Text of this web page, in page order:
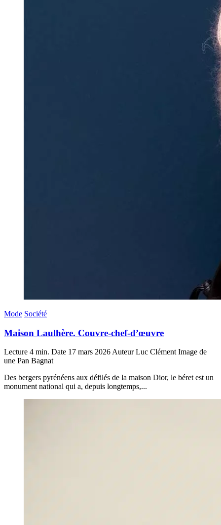
Mode Société
Maison Laulhère. Couvre-chef-d’œuvre
Lecture 4 min. Date 17 mars 2026 Auteur Luc Clément Image de
une Pan Bagnat
Des bergers pyrénéens aux défilés de la maison Dior, le béret est un
monument national qui a, depuis longtemps,...